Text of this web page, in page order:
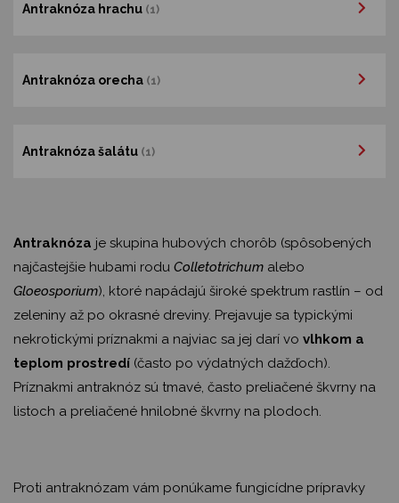
Antraknóza hrachu (1)
Antraknóza orecha (1)
Antraknóza šalátu (1)
Antraknóza je skupina hubových chorôb (spôsobených
najčastejšie hubami rodu Colletotrichum alebo
Gloeosporium), ktoré napádajú široké spektrum rastlín – od
zeleniny až po okrasné dreviny. Prejavuje sa typickými
nekrotickými príznakmi a najviac sa jej darí vo vlhkom a
teplom prostredí (často po výdatných dažďoch).
Príznakmi antraknóz sú tmavé, často preliačené škvrny na
listoch a preliačené hnilobné škvrny na plodoch.
Proti antraknózam vám ponúkame fungicídne prípravky